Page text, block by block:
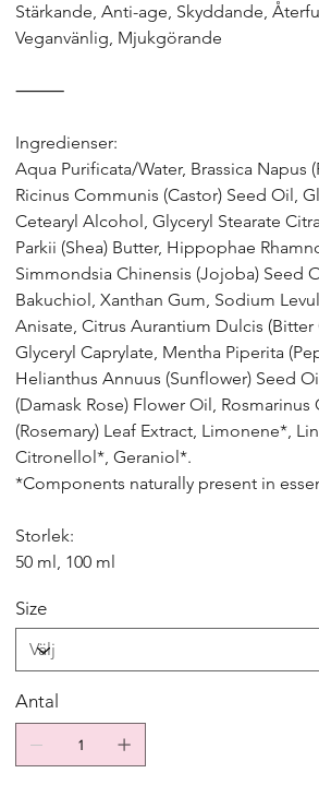
Stärkande, Anti-age, Skyddande,
Veganvänlig, Mjukgörande
⸻
Ingredienser:
Aqua Purificata/Water, Brassica Napus
Ricinus Communis (Castor) Seed Oil,
Cetearyl Alcohol, Glyceryl Stearate
Parkii (Shea) Butter, Hippophae
Simmondsia Chinensis (Jojoba) Seed
Bakuchiol, Xanthan Gum, Sodium
Anisate, Citrus Aurantium Dulcis (Bitter
Glyceryl Caprylate, Mentha Piperita
Helianthus Annuus (Sunflower) Seed
(Damask Rose) Flower Oil, Rosmarinus
(Rosemary) Leaf Extract, Limonene*,
Citronellol*, Geraniol*.
*Components naturally present in
Storlek:
50 ml, 100 ml
Size
Antal